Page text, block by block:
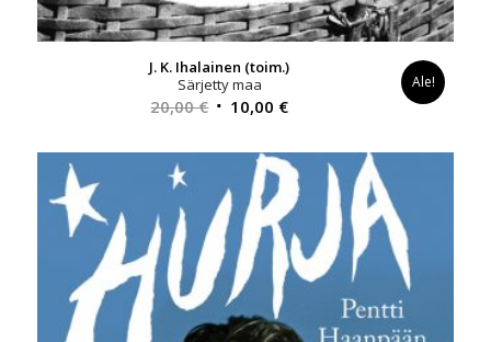
J. K. Ihalainen (toim.)
Särjetty maa
20,00€ Alkuperäinen
oli:
20,00 €.
10,00 €Nykyinen
on:
10,00 €.
Ale!